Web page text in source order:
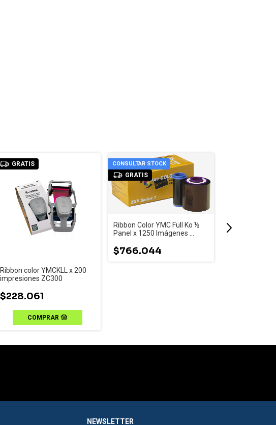
GRATIS
Ribbon color YMCKLL x 200
impresiones ZC300
$228.061
CONSULTAR STOCK
GRATIS
Ribbon Color YMC Full Ko ½
Panel x 1250 Imágenes 
$766.044
NEWSLETTER